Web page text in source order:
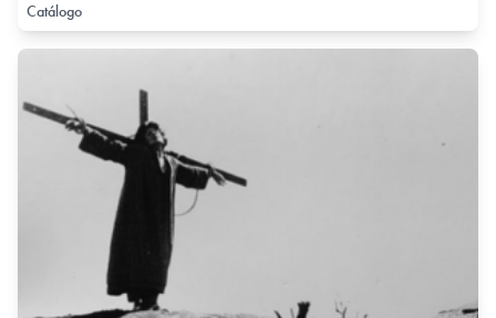
Catálogo